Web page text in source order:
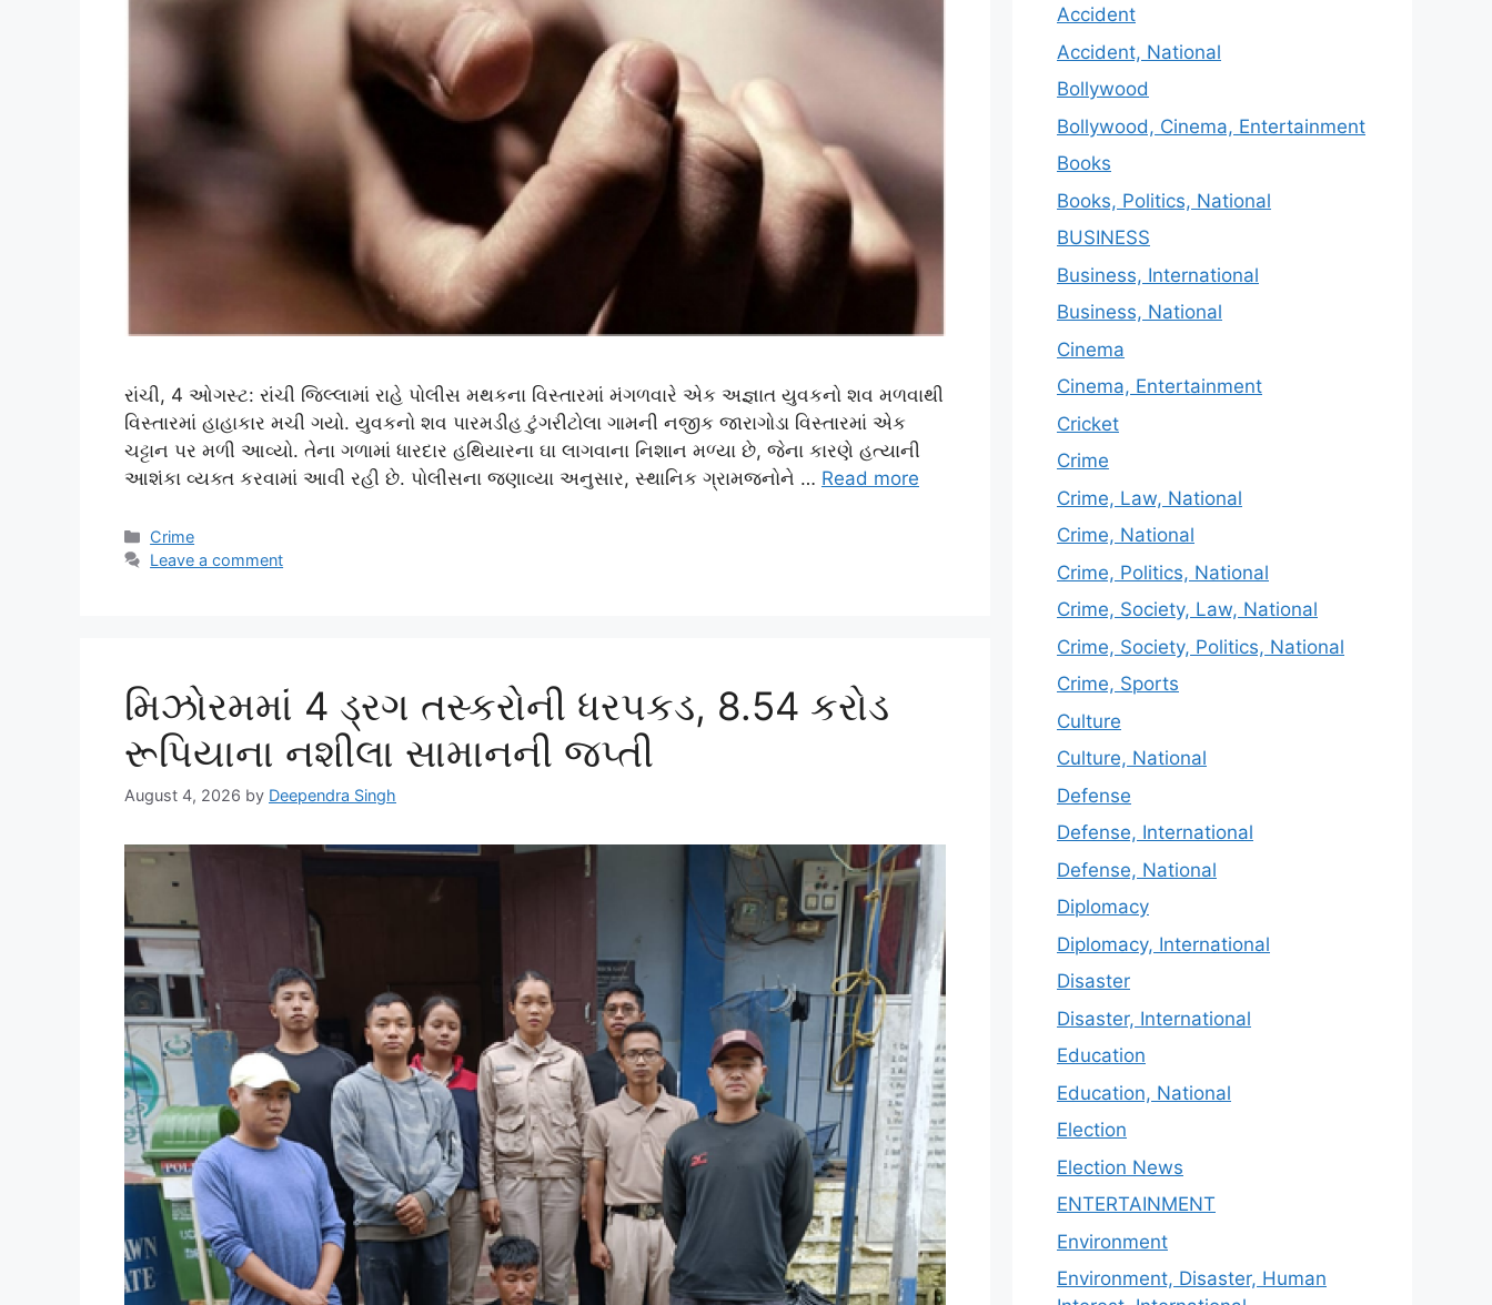
રાંચી, 4 ઓગસ્ટ: રાંચી જિલ્લામાં રાહે પોલીસ મથકના વિસ્તારમાં મંગળવારે એક અજ્ઞાત યુવકનો શવ મળવાથી
વિસ્તારમાં હાહાકાર મચી ગયો. યુવકનો શવ પારમડીહ ટુંગરીટોલા ગામની નજીક જારાગોડા વિસ્તારમાં એક
ચટ્ટાન પર મળી આવ્યો. તેના ગળામાં ધારદાર હથિયારના ઘા લાગવાના નિશાન મળ્યા છે, જેના કારણે હત્યાની
આશંકા વ્યક્ત કરવામાં આવી રહી છે. પોલીસના જણાવ્યા અનુસાર, સ્થાનિક ગ્રામજનોને … Read more
Categories
Crime
Leave a comment
મિઝોરમમાં 4 ડ્રગ તસ્કરોની ધરપકડ, 8.54 કરોડ
રૂપિયાના નશીલા સામાનની જપ્તી
August 4, 2026 by Deependra Singh
Accident
Accident, National
Bollywood
Bollywood, Cinema, Entertainment
Books
Books, Politics, National
BUSINESS
Business, International
Business, National
Cinema
Cinema, Entertainment
Cricket
Crime
Crime, Law, National
Crime, National
Crime, Politics, National
Crime, Society, Law, National
Crime, Society, Politics, National
Crime, Sports
Culture
Culture, National
Defense
Defense, International
Defense, National
Diplomacy
Diplomacy, International
Disaster
Disaster, International
Education
Education, National
Election
Election News
ENTERTAINMENT
Environment
Environment, Disaster, Human